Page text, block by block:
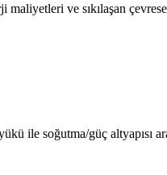
ve sıkılaşan
soğutma/güç altyapısı